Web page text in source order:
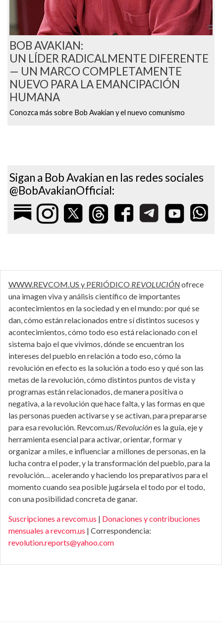
BOB AVAKIAN:
UN LÍDER RADICALMENTE DIFERENTE
— UN MARCO COMPLETAMENTE
NUEVO PARA LA EMANCIPACIÓN
HUMANA
Conozca más sobre Bob Avakian y el nuevo comunismo
Sigan a Bob Avakian en las redes sociales
@BobAvakianOfficial:
WWW.REVCOM.US y PERIÓDICO REVOLUCIÓNofrece
una imagen viva y análisis científico de importantes
acontecimientos en la sociedad y en el mundo: por qué se
dan, cómo están relacionados entre sí distintos sucesos y
acontecimientos, cómo todo eso está relacionado con el
sistema bajo el que vivimos, dónde se encuentran los
intereses del pueblo en relación a todo eso, cómo la
revolución en efecto es la solución a todo eso y qué son las
metas de la revolución, cómo distintos puntos de vista y
programas están relacionados, de manera positiva o
negativa, a la revolución que hace falta, y las formas en que
las personas pueden activarse y se activan, para prepararse
para esa revolución. Revcom.us/Revoluciónes la guía, eje y
herramienta esencial para activar, orientar, formar y
organizar a miles, e influenciar a millones de personas, en la
lucha contra el poder, y la transformación del pueblo, para la
revolución… acelerando y haciendo los preparativos para el
momento cuando sea posible jugársela el todo por el todo,
con una posibilidad concreta de ganar.
Suscripciones a revcom.us | Donaciones y contribuciones
mensuales a revcom.us | Correspondencia:
revolution.reports@yahoo.com